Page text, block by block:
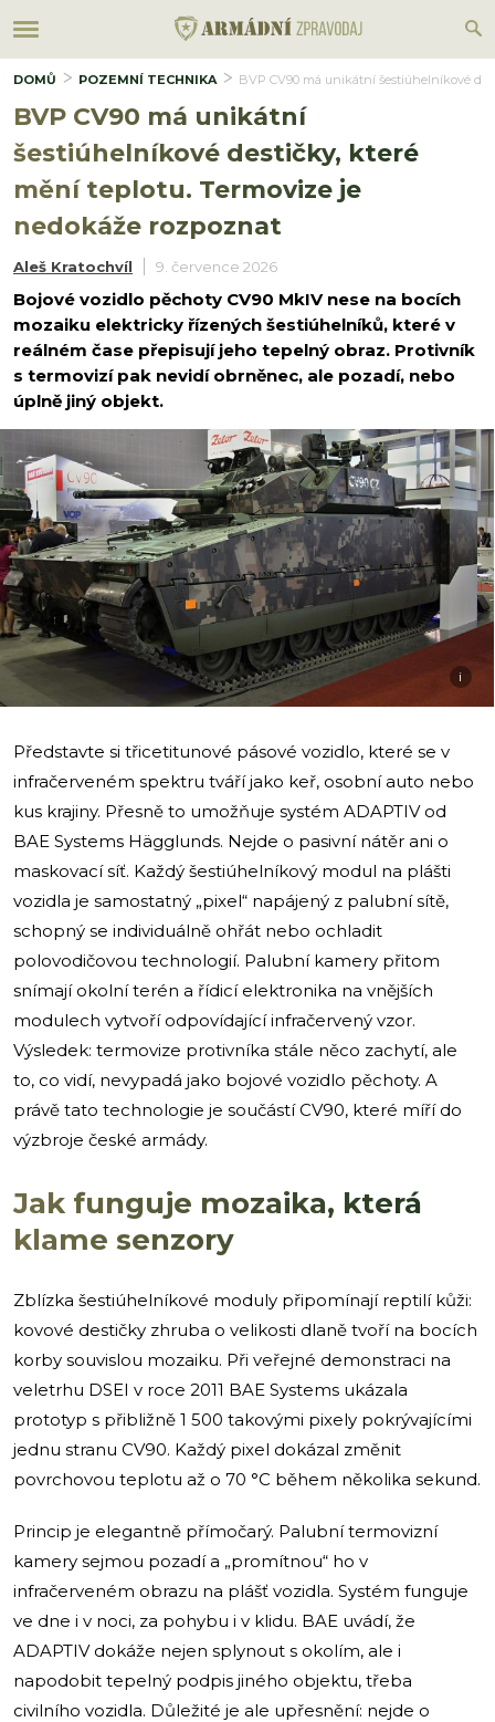
DOMŮ POZEMNÍ TECHNIKA BVP CV90 má unikátní šestiúhelníkové
BVP CV90 má unikátní
šestiúhelníkové destičky, které
mění teplotu. Termovize je
nedokáže rozpoznat
Aleš Kratochvíl 9. července 2026
Bojové vozidlo pěchoty CV90 MkIV nese na bocích
mozaiku elektricky řízených šestiúhelníků, které v
reálném čase přepisují jeho tepelný obraz. Protivník
s termovizí pak nevidí obrněnec, ale pozadí, nebo
úplně jiný objekt.
i
Představte si třicetitunové pásové vozidlo, které se v
infračerveném spektru tváří jako keř, osobní auto nebo
kus krajiny. Přesně to umožňuje systém ADAPTIV od
BAE Systems Hägglunds. Nejde o pasivní nátěr ani o
maskovací síť. Každý šestiúhelníkový modul na plášti
vozidla je samostatný „pixel“ napájený z palubní sítě,
schopný se individuálně ohřát nebo ochladit
polovodičovou technologií. Palubní kamery přitom
snímají okolní terén a řídicí elektronika na vnějších
modulech vytvoří odpovídající infračervený vzor.
Výsledek: termovize protivníka stále něco zachytí, ale
to, co vidí, nevypadá jako bojové vozidlo pěchoty. A
právě tato technologie je součástí CV90, které míří do
výzbroje české armády.
Jak funguje mozaika, která
klame senzory
Zblízka šestiúhelníkové moduly připomínají reptilí kůži:
kovové destičky zhruba o velikosti dlaně tvoří na bocích
korby souvislou mozaiku. Při veřejné demonstraci na
veletrhu DSEI v roce 2011 BAE Systems ukázala
prototyp s přibližně 1 500 takovými pixely pokrývajícími
jednu stranu CV90. Každý pixel dokázal změnit
povrchovou teplotu až o 70 °C během několika sekund.
Princip je elegantně přímočarý. Palubní termovizní
kamery sejmou pozadí a „promítnou“ ho v
infračerveném obrazu na plášť vozidla. Systém funguje
ve dne i v noci, za pohybu i v klidu. BAE uvádí, že
ADAPTIV dokáže nejen splynout s okolím, ale i
napodobit tepelný podpis jiného objektu, třeba
civilního vozidla. Důležité je ale upřesnění: nejde o